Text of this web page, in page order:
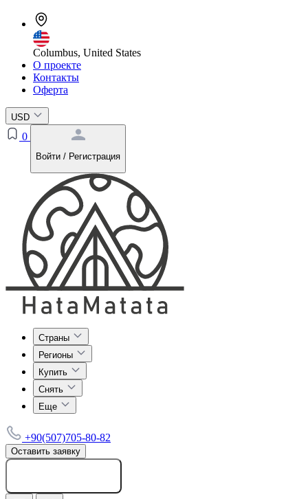
Columbus, United States
О проекте
Контакты
Оферта
USD
0
Войти / Регистрация
Страны
Регионы
Купить
Снять
Еще
+90(507)705-80-82
Оставить заявку